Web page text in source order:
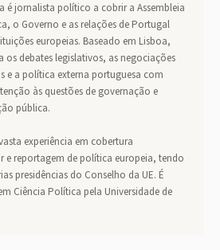
é jornalista político a cobrir a Assembleia
o Governo e as relações de Portugal
europeias. Baseado em Lisboa,
os debates legislativos, as negociações
e a política externa portuguesa com
às questões de governação e
pública.
experiência em cobertura
e reportagem de política europeia, tendo
presidências do Conselho da UE. É
Ciência Política pela Universidade de